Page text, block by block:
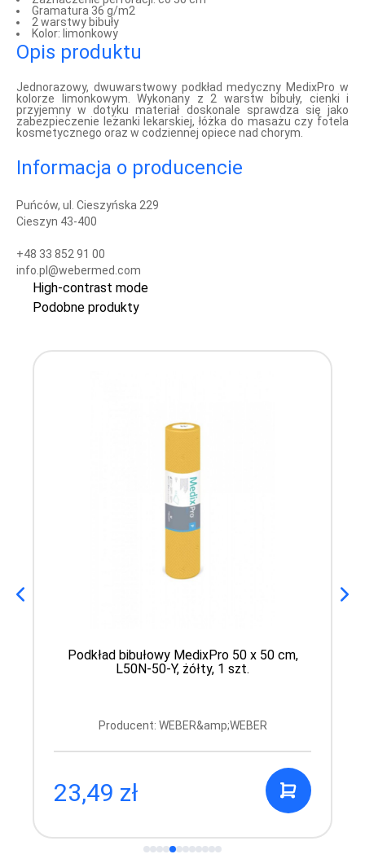
Gramatura 36 g/m2
2 warstwy bibuły
Kolor: limonkowy
Opis produktu
Jednorazowy, dwuwarstwowy podkład medyczny MedixPro w
kolorze limonkowym. Wykonany z 2 warstw bibuły, cienki i
przyjemny w dotyku materiał doskonale sprawdza się jako
zabezpieczenie leżanki lekarskiej, łóżka do masażu czy fotela
kosmetycznego oraz w codziennej opiece nad chorym.
Informacja o producencie
Puńców, ul. Cieszyńska 229
Cieszyn 43-400
+48 33 852 91 00
info.pl@webermed.com
High-contrast mode
Podobne produkty
Podkład bibułowy MedixPro 50 x 50 cm,
L50N-50-Y, żółty, 1 szt.
Producent: WEBER&amp;WEBER
23,49 zł